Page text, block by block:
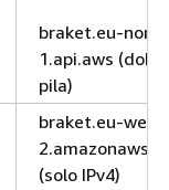
braket.eu-
1.api.aws (doble
pila)
braket.eu-
(solo IPv4)